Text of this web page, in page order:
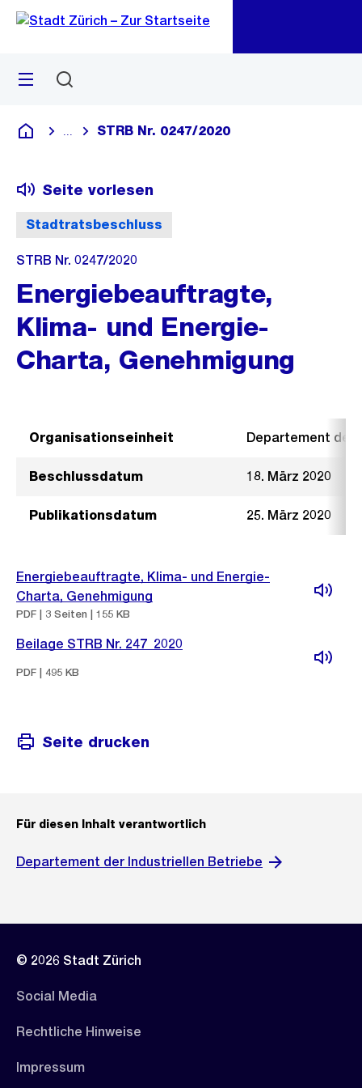
Navigation
Sprunglink
Menü
Deutsch
Blende alle Breadcrumbs ein
STRB Nr. 0247/2020
Stadtratsbeschluss
Seite vorlesen
STRB Nr. 0247/2020
Energiebeauftragte,
Klima- und Energie-
Charta, Genehmigung
Organisationseinheit Departement der
Beschlussdatum 18. März 2020
Publikationsdatum 25. März 2020
Energiebeauftragte, Klima- und Energie-
Charta, Genehmigung
PDF | 3 Seiten | 155 KB
Beilage STRB Nr. 247_2020
PDF | 495 KB
Seite drucken
Für diesen Inhalt verantwortlich
Departement der Industriellen Betriebe
© 2026 Stadt Zürich
Social Media
Rechtliche Hinweise
Impressum